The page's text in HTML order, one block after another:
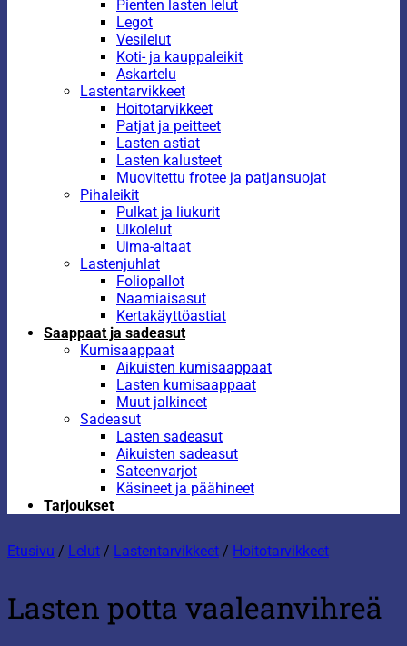
Pienten lasten lelut
Legot
Vesilelut
Koti- ja kauppaleikit
Askartelu
Lastentarvikkeet
Hoitotarvikkeet
Patjat ja peitteet
Lasten astiat
Lasten kalusteet
Muovitettu frotee ja patjansuojat
Pihaleikit
Pulkat ja liukurit
Ulkolelut
Uima-altaat
Lastenjuhlat
Foliopallot
Naamiaisasut
Kertakäyttöastiat
Saappaat ja sadeasut
Kumisaappaat
Aikuisten kumisaappaat
Lasten kumisaappaat
Muut jalkineet
Sadeasut
Lasten sadeasut
Aikuisten sadeasut
Sateenvarjot
Käsineet ja päähineet
Tarjoukset
Etusivu / Lelut / Lastentarvikkeet / Hoitotarvikkeet
Lasten potta vaaleanvihreä